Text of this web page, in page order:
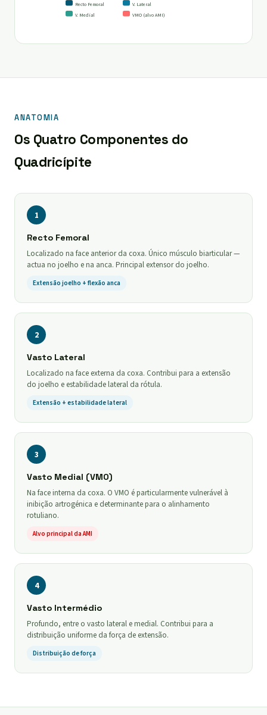
Recto Femoral
V. Lateral
V. Medial
VMO (alvo AMI)
ANATOMIA
Os Quatro Componentes do
Quadricípite
1
Recto Femoral
Localizado na face anterior da coxa. Único músculo biarticular —
actua no joelho e na anca. Principal extensor do joelho.
Extensão joelho + flexão anca
2
Vasto Lateral
Localizado na face externa da coxa. Contribui para a extensão
do joelho e estabilidade lateral da rótula.
Extensão + estabilidade lateral
3
Vasto Medial (VMO)
Na face interna da coxa. O VMO é particularmente vulnerável à
inibição artrogénica e determinante para o alinhamento
rotuliano.
Alvo principal da AMI
4
Vasto Intermédio
Profundo, entre o vasto lateral e medial. Contribui para a
distribuição uniforme da força de extensão.
Distribuição de força